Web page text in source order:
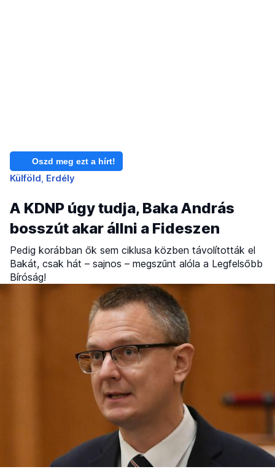
Oszd meg ezt a hírt!
Külföld Erdély
A KDNP úgy tudja, Baka András
bosszút akar állni a Fideszen
Pedig korábban ők sem ciklusa közben távolították el
Bakát, csak hát – sajnos – megszűnt alóla a Legfelsőbb
Bíróság!